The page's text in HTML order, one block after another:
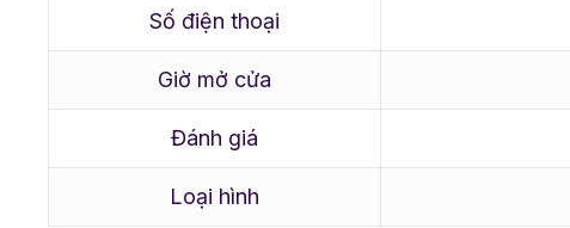
Số điện thoại
Giờ mở cửa
Đánh giá
Loại hình